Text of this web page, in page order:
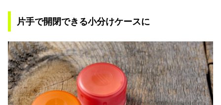
片手で開閉できる小分けケースに